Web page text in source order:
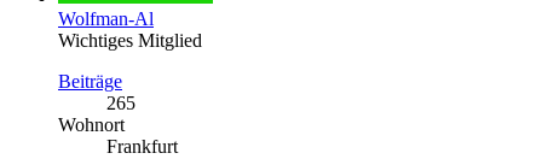
Wolfman-Al
Wichtiges Mitglied
Beiträge
265
Wohnort
Frankfurt